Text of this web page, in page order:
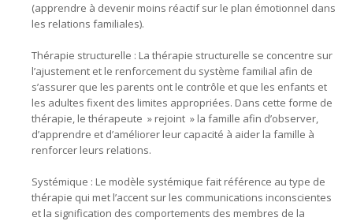
(apprendre à devenir moins réactif sur le plan émotionnel dans
les relations familiales).
Thérapie structurelle : La thérapie structurelle se concentre sur
l’ajustement et le renforcement du système familial afin de
s’assurer que les parents ont le contrôle et que les enfants et
les adultes fixent des limites appropriées. Dans cette forme de
thérapie, le thérapeute » rejoint » la famille afin d’observer,
d’apprendre et d’améliorer leur capacité à aider la famille à
renforcer leurs relations.
Systémique : Le modèle systémique fait référence au type de
thérapie qui met l’accent sur les communications inconscientes
et la signification des comportements des membres de la